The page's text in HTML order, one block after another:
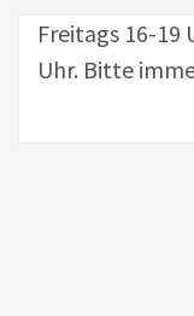
Freitags 16-19
Uhr. Bitte